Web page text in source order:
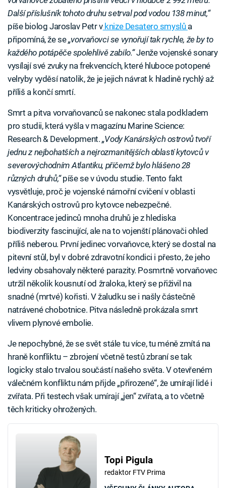
Další příslušník tohoto druhu setrval pod vodou 138 minut,“
píše biolog Jaroslav Petr vknize Desatero smyslů a
připomíná, že se„vorvaňovci se vynořují tak rychle, že by to
každého potápěče spolehlivě zabilo.“Jenže vojenské sonary
vysílají své zvuky na frekvencích, které hluboce potopené
velryby vyděsí natolik, že je jejich návrat k hladině rychlý až
příliš a končí smrtí.
Smrt a pitva vorvaňovanců se nakonec stala podkladem
pro studii, která vyšla v magazínu Marine Science:
Research & Development. „Vody Kanárských ostrovů tvoří
jednu z nejbohatších a nejrozmanitějších oblastí kytovců v
severovýchodním Atlantiku, přičemž bylo hlášeno 28
různých druhů,“píše se v úvodu studie. Tento fakt
vysvětluje, proč je vojenské námořní cvičení v oblasti
Kanárských ostrovů pro kytovce nebezpečné.
Koncentrace jedinců mnoha druhů je z hlediska
biodiverzity fascinující, ale na to vojenští plánovači ohled
příliš neberou. První jedinec vorvaňovce, který se dostal na
pitevní stůl, byl v dobré zdravotní kondici i přesto, že jeho
ledviny obsahovaly některé parazity. Posmrtně vorvaňovec
utržil několik kousnutí od žraloka, který se přiživil na
snadné (mrtvé) kořisti. V žaludku se i našly částečně
natrávené chobotnice. Pitva následně prokázala smrt
vlivem plynové embolie.
Je nepochybné, že se svět stále tu více, tu méně zmítá na
hraně konfliktu – zbrojení včetně testů zbraní se tak
logicky stalo trvalou součástí našeho světa. V otevřeném
válečném konfliktu nám přijde „přirozené“, že umírají lidé i
zvířata. Při testech však umírají „jen“ zvířata, a to včetně
těch kriticky ohrožených.
Topi Pigula
redaktor FTV Prima